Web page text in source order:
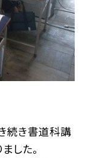
続き書道科講
した。